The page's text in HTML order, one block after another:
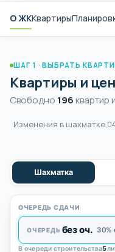
О ЖККвартиры
ШАГ 1 · ВЫБРАТЬ
Квартиры и
Свободно 196квартир
Изменения в шахматке
Шахматка
ОЧЕРЕДЬ СДАЧИ
ОЧЕРЕДЬ без оч. 30%
В очереди строительства5